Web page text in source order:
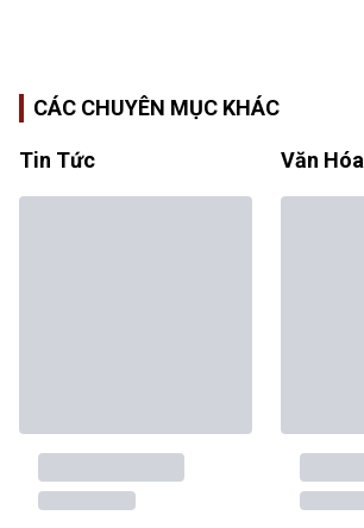
CÁC CHUYÊN MỤC KHÁC
Tin Tức Văn Hóa